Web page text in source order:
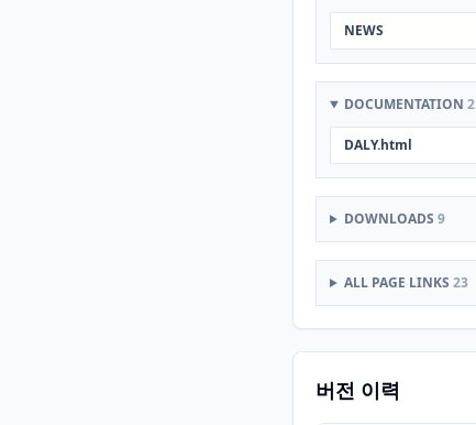
NEWS
DOCUMENTATION 2
DALY.html
DOWNLOADS 9
ALL PAGE LINKS 23
버전 이력